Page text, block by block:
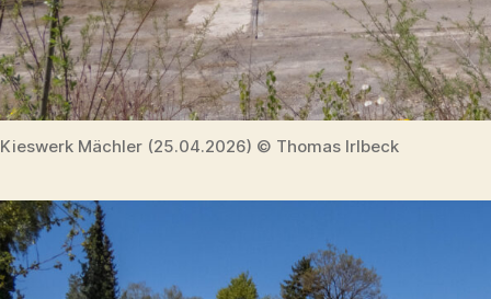
Kieswerk Mächler (25.04.2026) © Thomas Irlbeck